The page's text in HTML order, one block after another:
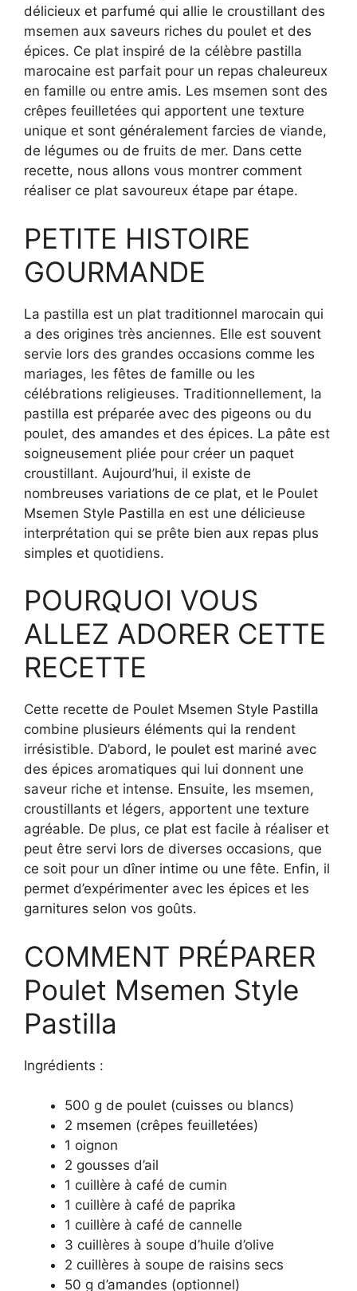
délicieux et parfumé qui allie le croustillant des
msemen aux saveurs riches du poulet et des
épices. Ce plat inspiré de la célèbre pastilla
marocaine est parfait pour un repas chaleureux
en famille ou entre amis. Les msemen sont des
crêpes feuilletées qui apportent une texture
unique et sont généralement farcies de viande,
de légumes ou de fruits de mer. Dans cette
recette, nous allons vous montrer comment
réaliser ce plat savoureux étape par étape.
PETITE HISTOIRE
GOURMANDE
La pastilla est un plat traditionnel marocain qui
a des origines très anciennes. Elle est souvent
servie lors des grandes occasions comme les
mariages, les fêtes de famille ou les
célébrations religieuses. Traditionnellement, la
pastilla est préparée avec des pigeons ou du
poulet, des amandes et des épices. La pâte est
soigneusement pliée pour créer un paquet
croustillant. Aujourd’hui, il existe de
nombreuses variations de ce plat, et le Poulet
Msemen Style Pastilla en est une délicieuse
interprétation qui se prête bien aux repas plus
simples et quotidiens.
POURQUOI VOUS
ALLEZ ADORER CETTE
RECETTE
Cette recette de Poulet Msemen Style Pastilla
combine plusieurs éléments qui la rendent
irrésistible. D’abord, le poulet est mariné avec
des épices aromatiques qui lui donnent une
saveur riche et intense. Ensuite, les msemen,
croustillants et légers, apportent une texture
agréable. De plus, ce plat est facile à réaliser et
peut être servi lors de diverses occasions, que
ce soit pour un dîner intime ou une fête. Enfin, il
permet d’expérimenter avec les épices et les
garnitures selon vos goûts.
COMMENT PRÉPARER
Poulet Msemen Style
Pastilla
Ingrédients :
500 g de poulet (cuisses ou blancs)
2 msemen (crêpes feuilletées)
1 oignon
2 gousses d’ail
1 cuillère à café de cumin
1 cuillère à café de paprika
1 cuillère à café de cannelle
3 cuillères à soupe d’huile d’olive
2 cuillères à soupe de raisins secs
50 g d’amandes (optionnel)